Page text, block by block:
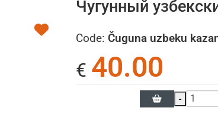
Чугунный
Code: Čuguna uzbeku
€ 40.00
-